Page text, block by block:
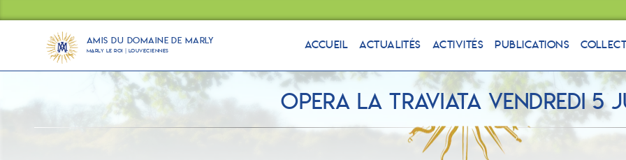
Amis du Domaine de Marly
Marly Le Roi | Louveciennes
Accueil Actualités Activités Publications
Opera La traviata vendredi 5